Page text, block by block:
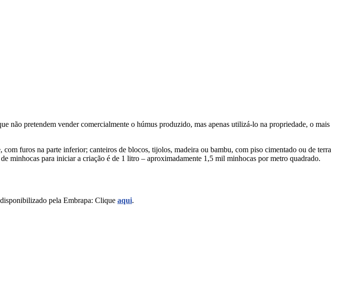
não pretendem vender comercialmente o húmus produzido, mas apenas utilizá-lo na propriedade, o mais
furos na parte inferior; canteiros de blocos, tijolos, madeira ou bambu, com piso cimentado ou de terra
minhocas para iniciar a criação é de 1 litro – aproximadamente 1,5 mil minhocas por metro quadrado.
pela Embrapa: Clique aqui.